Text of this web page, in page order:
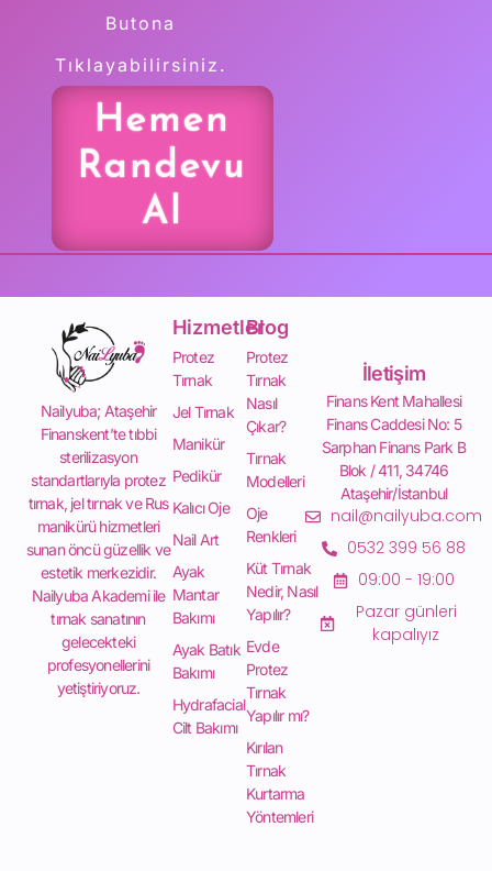
Butona
Tıklayabilirsiniz.
Hemen
Randevu
Al
Nailyuba; Ataşehir
Finanskent’te tıbbi
sterilizasyon
standartlarıyla protez
tırnak, jel tırnak ve Rus
manikürü hizmetleri
sunan öncü güzellik ve
estetik merkezidir.
Nailyuba Akademi ile
tırnak sanatının
gelecekteki
profesyonellerini
yetiştiriyoruz.
Hizmetler
Protez
Tırnak
Jel Tırnak
Manikür
Pedikür
Kalıcı Oje
Nail Art
Ayak
Mantar
Bakımı
Ayak Batık
Bakımı
Hydrafacial
Cilt Bakımı
Blog
Protez
Tırnak
Nasıl
Çıkar?
Tırnak
Modelleri
Oje
Renkleri
Küt Tırnak
Nedir, Nasıl
Yapılır?
Evde
Protez
Tırnak
Yapılır mı?
Kırılan
Tırnak
Kurtarma
Yöntemleri
İletişim
Finans Kent Mahallesi
Finans Caddesi No: 5
Sarphan Finans Park B
Blok / 411, 34746
Ataşehir/İstanbul
nail@nailyuba.com
0532 399 56 88
09:00 - 19:00
Pazar günleri
kapalıyız